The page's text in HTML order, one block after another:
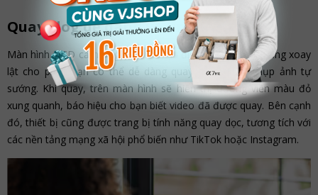
Quay vlog dễ dàng và linh động
Màn hình LCD cảm ứng 3" 1,04 triệu điểm ảnh với khả năng xoay
lật cho phép bạn có thể dễ dàng quay phim hoặc chụp ảnh tự
sướng. Khi quay, trên màn hình sẽ hiển thị đường viền màu đỏ
xung quanh, báo hiệu cho bạn biết video đã được quay. Bên cạnh
đó, thiết bị cũng được trang bị tính năng quay dọc, tương tích với
các nền tảng mạng xã hội phổ biến như TikTok hoặc Instagram.